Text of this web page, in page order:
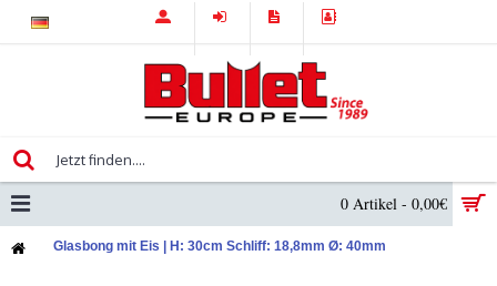
0 Artikel - 0,00€
Glasbong mit Eis | H: 30cm Schliff: 18,8mm Ø: 40mm